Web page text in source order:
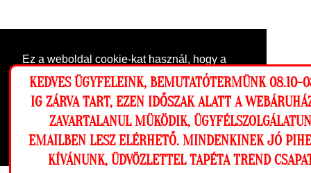
Ez a weboldal cookie-kat használ, hogy a
lehető legjobb élményt nyújtsa honlapunkon.
Beállítások
Engedélyezem
KEDVES ÜGYFELEINK, BEMUTATÓTERMÜNK 08.10-
IG ZÁRVA TART, EZEN IDŐSZAK ALATT A
ZAVARTALANUL MÜKÖDIK,
EMAILBEN LESZ ELÉRHETŐ. MINDENKINEK JÓ
KÍVÁNUNK, ÜDVÖZLETTEL TAPÉTA TREND
Megnézem a